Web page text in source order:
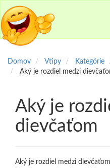
Domov Vtipy Kategórie
Aký je rozdiel medzi
Aký je
dievčaťom
Aký je rozdiel medzi